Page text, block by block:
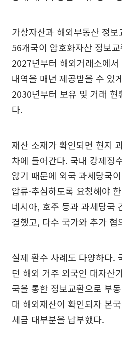
가상자산과 해외부동산 정
56개국이 암호화자산 정보
2027년부터 해외거래소에
내역을 매년 제공받을 수 있
2030년부터 보유 및 거래 현
다.
재산 소재가 확인되면 현지
차에 들어간다. 국내 강제징
않기 때문에 외국 과세당국
압류·추심하도록 요청해야
네시아, 호주 등과 과세당국
결했고, 다수 국가와 추가 협
실제 환수 사례도 다양하다.
던 해외 거주 외국인 대자산
국을 통한 정보교환으로 부
대 해외재산이 확인되자 본
세금 대부분을 납부했다.